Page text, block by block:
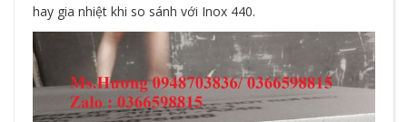
hay gia nhiệt khi so sánh với Inox 440.